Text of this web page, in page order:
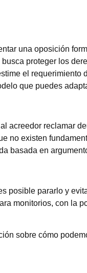
una oposición
proteger los
el requerimiento
que puedes
acreedor reclamar
no existen
basada en
posible pararlo y
monitorios, con la
sobre cómo